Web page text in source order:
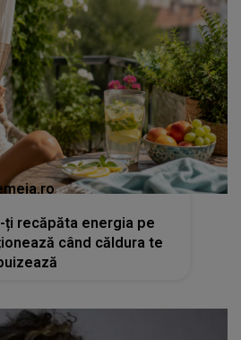
ți recăpăta energia pe
când căldura te